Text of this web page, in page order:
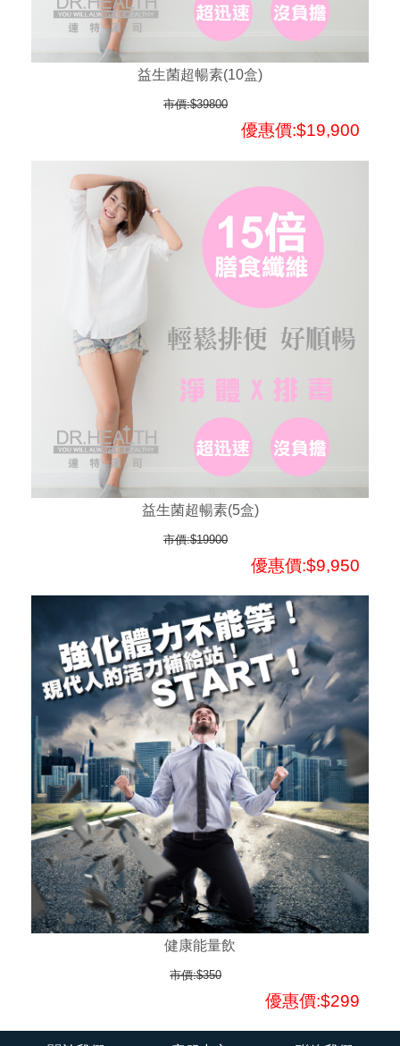
益生菌超暢素(10盒)
市價:$39800
優惠價:$19,900
益生菌超暢素(5盒)
市價:$19900
優惠價:$9,950
健康能量飲
市價:$350
優惠價:$299